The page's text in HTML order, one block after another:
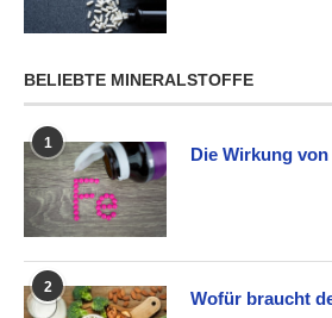
BELIEBTE MINERALSTOFFE
1
Die Wirkung
2
Wofür braucht